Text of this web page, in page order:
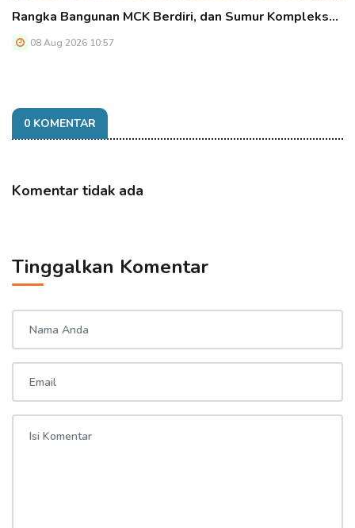
Rangka Bangunan MCK Berdiri, dan Sumur Kompleks…
08 Aug 2026 10:57
0 KOMENTAR
Komentar tidak ada
Tinggalkan Komentar